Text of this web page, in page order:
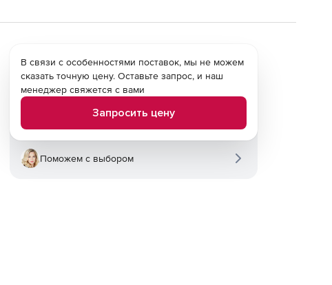
В связи с особенностями поставок, мы не можем
сказать точную цену. Оставьте запрос, и наш
менеджер свяжется с вами
Запросить цену
Поможем с выбором